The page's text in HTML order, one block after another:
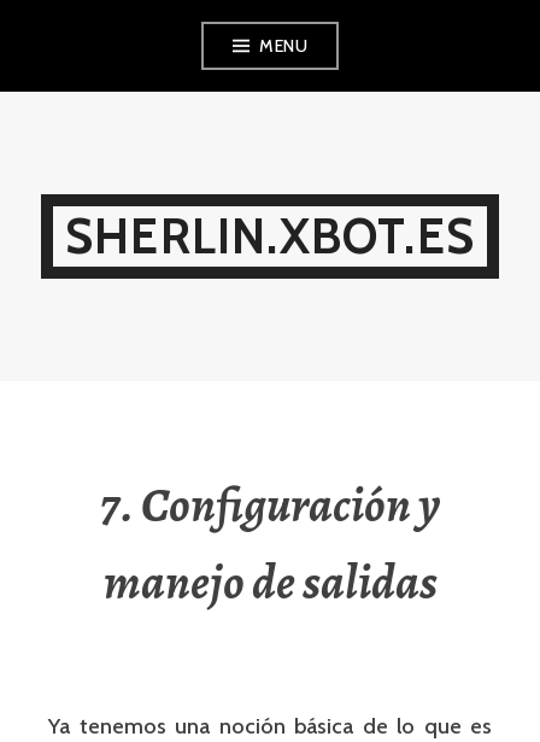
MENU
SHERLIN.XBOT.ES
7. Configuración y
manejo de salidas
Ya tenemos una noción básica de lo que es